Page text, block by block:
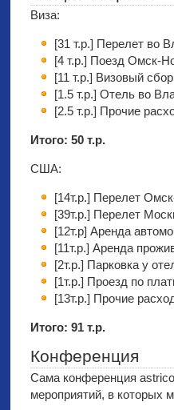
Виза:
[31 т.р.] Перелет во
[4 т.р.] Поезд Омск-
[11 т.р.] Визовый сбор
[1.5 т.р.] Отель во
[2.5 т.р.] Прочие
Итого: 50 т.р.
США:
[14т.р.] Перелет
[39т.р.] Перелет
[12т.р] Аренда
[11т.р.] Аренда
[2т.р.] Парковка у
[1т.р.] Проезд по
[13т.р.] Прочие
Итого: 91 т.р.
Конференция
Сама конференция
мероприятий, в которых